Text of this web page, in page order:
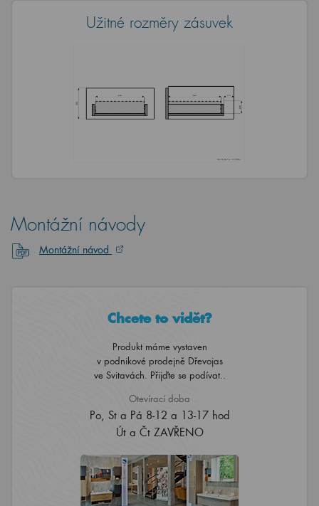
Užitné rozměry zásuvek
Montážní návody
Montážní návod
Chcete to vidět?
Produkt máme vystaven
v podnikové prodejně Dřevojas
ve Svitavách. Přijďte se podívat..
Otevírací doba
Po, St a Pá 8-12 a 13-17 hod
Út a Čt ZAVŘENO